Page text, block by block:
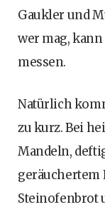
Gaukler und
wer mag,
messen.
Natürlich
zu kurz. Bei
Mandeln,
geräuchertem
Steinofenbrot